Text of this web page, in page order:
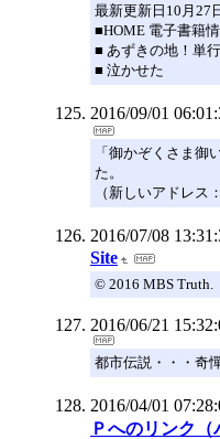
最新更新日10月27
■HOME 電子書籍
■ あずきの地！単
■ 泣かせた
2016/09/01
「御かぞくさま御
た。
（新しいアドレス
2016/07/08
Site
© 2016 MBS Truth.
2016/06/21
都市伝説・・・奇
2016/04/01
Ｐへのリンク（